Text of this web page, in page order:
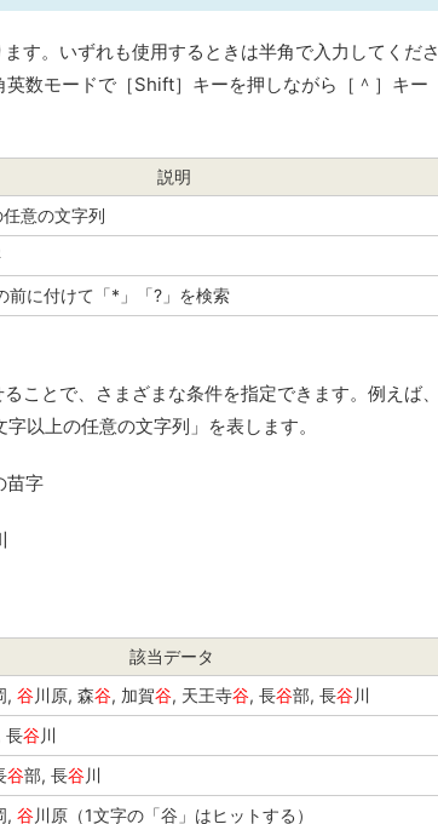
す。いずれも使用するときは半角で入力してくださ
数モードで［Shift］キーを押しながら［＾］キー
説明
意の文字列
前に付けて「*」「?」を検索
ことで、さまざまな条件を指定できます。例えば、
以上の任意の文字列」を表します。
苗字
該当データ
, 谷川原, 森谷, 加賀谷, 天王寺谷, 長谷部, 長谷川
長谷川
谷部, 長谷川
, 谷川原（1文字の「谷」はヒットする）